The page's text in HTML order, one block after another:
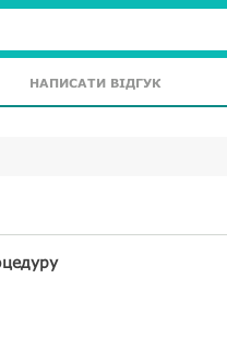
НАПИСАТИ ВІДГУК